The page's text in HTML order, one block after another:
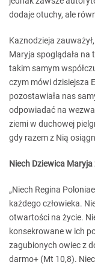
dodaje otuchy, ale
Kaznodzieja
Maryja spoglądała na
takim samym
czym mówi dzisiejsza
pozostawiała nas
odpowiadać na
ziemi w duchowej
gdy razem z Nią
Niech Dziewica
„Niech Regina
każdego człowieka.
otwartości na życie.
konsekrowane w ich
zagubionych owiec z
darmo+ (Mt 10,8).